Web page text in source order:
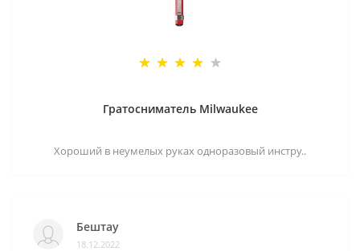
Гратосниматель Milwaukee
Хороший в неумелых руках одноразовый инстру..
Бештау
18.12.2022